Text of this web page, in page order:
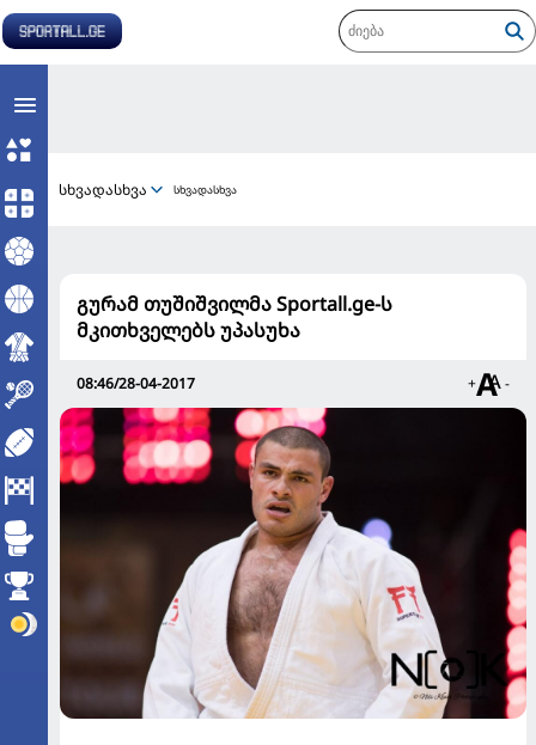
სხვადასხვა სხვადასხვა
გურამ თუშიშვილმა Sportall.ge-ს
მკითხველებს უპასუხა
08:46/28-04-2017 + -